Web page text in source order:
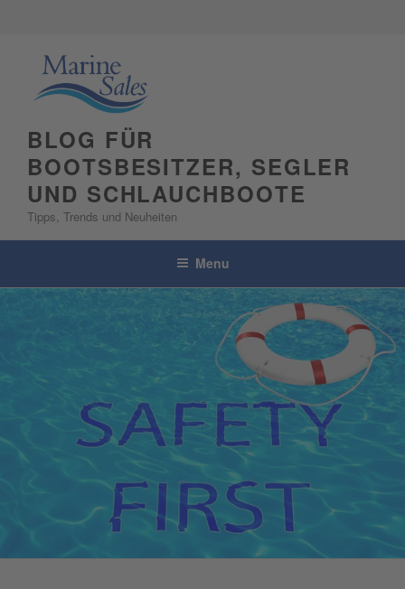
BLOG FÜR
BOOTSBESITZER, SEGLER
UND SCHLAUCHBOOTE
Tipps, Trends und Neuheiten
Menu